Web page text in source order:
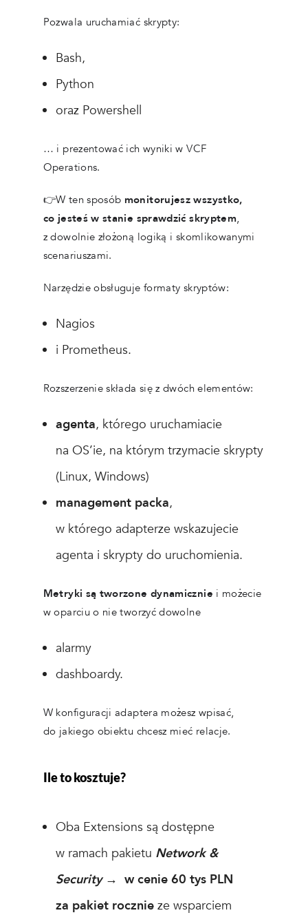
Pozwala uruchamiać skrypty:
Bash,
Python
oraz Powershell
… i prezentować ich wyniki w VCF
Operations.
👉W ten sposób monitorujesz wszystko,
co jesteś w stanie sprawdzić skryptem,
z dowolnie złożoną logiką i skomlikowanymi
scenariuszami.
Narzędzie obsługuje formaty skryptów:
Nagios
i Prometheus.
Rozszerzenie składa się z dwóch elementów:
agenta, którego uruchamiacie
na OS’ie, na którym trzymacie skrypty
(Linux, Windows)
management packa,
w którego adapterze wskazujecie
agenta i skrypty do uruchomienia.
Metryki są tworzone dynamicznie i możecie
w oparciu o nie tworzyć dowolne
alarmy
dashboardy.
W konfiguracji adaptera możesz wpisać,
do jakiego obiektu chcesz mieć relacje.
Ile to kosztuje?
Oba Extensions są dostępne
w ramach pakietu Network &
Security → w cenie 60 tys PLN
za pakiet rocznie ze wsparciem